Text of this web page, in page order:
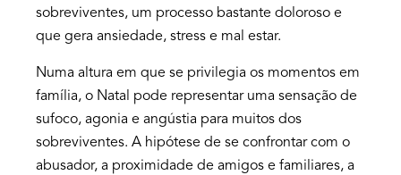
sobreviventes, um processo bastante doloroso e
que gera ansiedade, stress e mal estar.
Numa altura em que se privilegia os momentos em
família, o Natal pode representar uma sensação de
sufoco, agonia e angústia para muitos dos
sobreviventes. A hipótese de se confrontar com o
abusador, a proximidade de amigos e familiares, a